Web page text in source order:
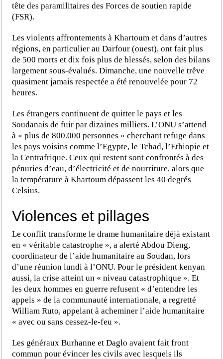
tête des paramilitaires des Forces de soutien rapide
(FSR).
Les violents affrontements à Khartoum et dans d’autres
régions, en particulier au Darfour (ouest), ont fait plus
de 500 morts et dix fois plus de blessés, selon des bilans
largement sous-évalués. Dimanche, une nouvelle trêve
quasiment jamais respectée a été renouvelée pour 72
heures.
Les étrangers continuent de quitter le pays et les
Soudanais de fuir par dizaines milliers. L’ONU s’attend
à « plus de 800.000 personnes » cherchant refuge dans
les pays voisins comme l’Egypte, le Tchad, l’Ethiopie et
la Centrafrique. Ceux qui restent sont confrontés à des
pénuries d’eau, d’électricité et de nourriture, alors que
la température à Khartoum dépassent les 40 degrés
Celsius.
Violences et pillages
Le conflit transforme le drame humanitaire déjà existant
en « véritable catastrophe », a alerté Abdou Dieng,
coordinateur de l’aide humanitaire au Soudan, lors
d’une réunion lundi à l’ONU. Pour le président kenyan
aussi, la crise atteint un « niveau catastrophique ». Et
les deux hommes en guerre refusent « d’entendre les
appels » de la communauté internationale, a regretté
William Ruto, appelant à acheminer l’aide humanitaire
« avec ou sans cessez-le-feu ».
Les généraux Burhanne et Daglo avaient fait front
commun pour évincer les civils avec lesquels ils